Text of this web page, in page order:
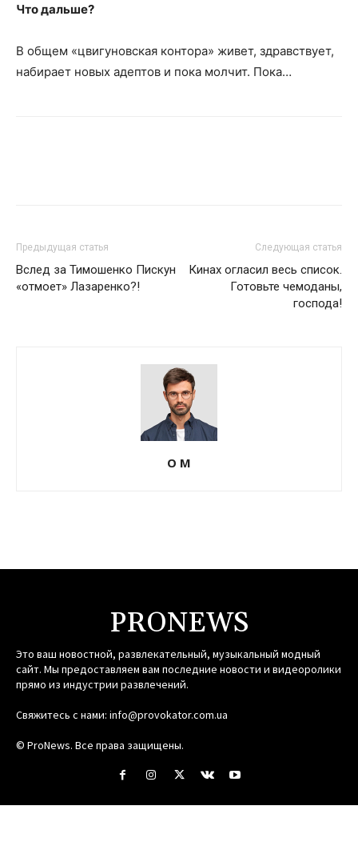
Что дальше?
В общем «цвигуновская контора» живет, здравствует,
набирает новых адептов и пока молчит. Пока…
Предыдущая статья
Вслед за Тимошенко Пискун
«отмоет» Лазаренко?!
Следующая статья
Кинах огласил весь список.
Готовьте чемоданы,
господа!
О М
PRONEWS
Это ваш новостной, развлекательный, музыкальный модный
сайт. Мы предоставляем вам последние новости и видеоролики
прямо из индустрии развлечений.
Свяжитесь с нами: info@provokator.com.ua
© ProNews. Все права защищены.